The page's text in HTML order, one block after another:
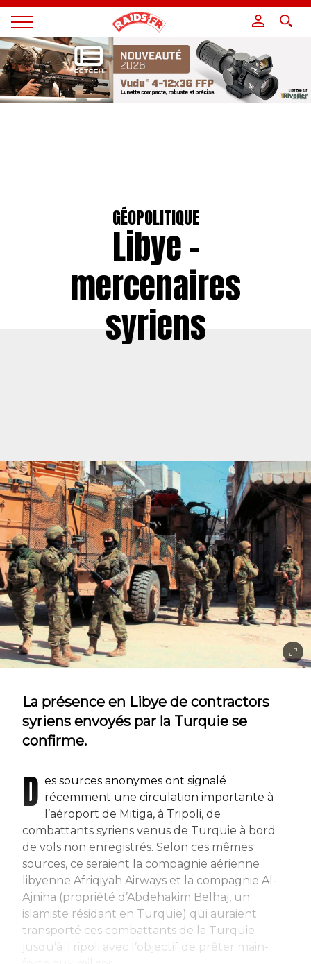
Magazine
Raids
GÉOPOLITIQUE
Libye –
mercenaires
syriens
La présence en Libye de contractors
syriens envoyés par la Turquie se
confirme.
D es sources anonymes ont signalé
récemment une circulation importante à
l’aéroport de Mitiga, à Tripoli, de
combattants syriens venus de Turquie à bord
de vols non enregistrés. Selon ces mêmes
sources, ce seraient la compagnie aérienne
libyenne Afriqiyah Airways et la compagnie Al-
Ajniha (propriété d’Abdehakim Belhaj, un
islamiste résidant en Turquie) qui auraient
transporté ces combattants de la Turquie
jusqu’à Tripoli avec l’objectif de prêter main-
Panneau de gestion des cookies